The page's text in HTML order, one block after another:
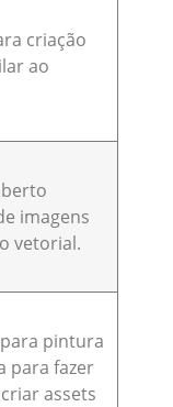
criação
ao
imagens
vetorial.
pintura
para fazer
assets